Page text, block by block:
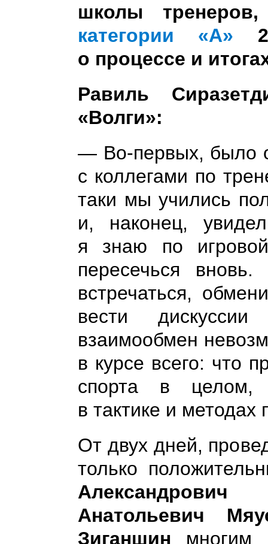
школы
категории «А»
о процессе и
Равиль
«Волги»:
— Во-первых, было
с коллегами по
таки мы учились
и, наконец,
я знаю по
пересечься
встречаться,
вести
взаимообмен
в курсе всего: что
спорта в целом,
в тактике и методах
От двух дней,
только
Анатольевич
Зиганшин многим